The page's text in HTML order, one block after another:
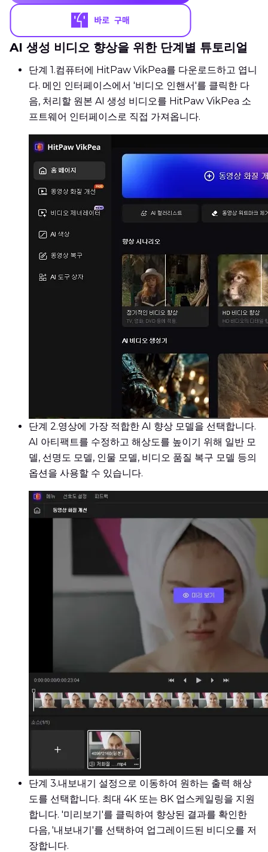
AI 생성 비디오 향상을 위한 단계별 튜토리얼
단계 1.컴퓨터에 HitPaw VikPea를 다운로드하고 엽니
다. 메인 인터페이스에서 '비디오 인핸서'를 클릭한 다
음, 처리할 원본 AI 생성 비디오를 HitPaw VikPea 소
프트웨어 인터페이스로 직접 가져옵니다.
단계 2.영상에 가장 적합한 AI 향상 모델을 선택합니다.
AI 아티팩트를 수정하고 해상도를 높이기 위해 일반 모
델, 선명도 모델, 인물 모델, 비디오 품질 복구 모델 등의
옵션을 사용할 수 있습니다.
단계 3.내보내기 설정으로 이동하여 원하는 출력 해상
도를 선택합니다. 최대 4K 또는 8K 업스케일링을 지원
합니다. '미리보기'를 클릭하여 향상된 결과를 확인한
다음, '내보내기'를 선택하여 업그레이드된 비디오를 저
장합니다.